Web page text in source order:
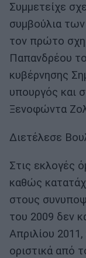
Συμμετείχε
συμβούλια
τον πρώτο
Παπανδρέου
κυβέρνησης
υπουργός και
Ξενοφώντα
Διετέλεσε
Στις εκλογές
καθώς
στους
του 2009 δεν
Απριλίου
οριστικά από